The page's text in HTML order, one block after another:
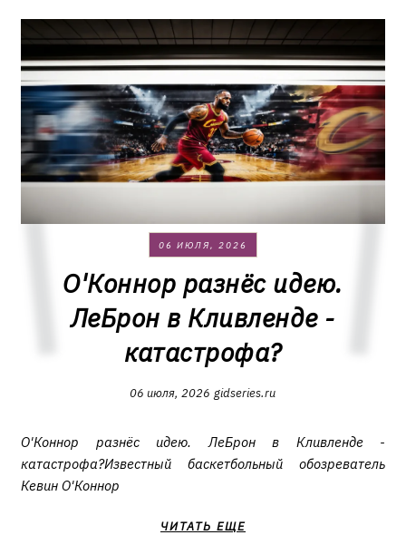
06 ИЮЛЯ, 2026
О'Коннор разнёс идею.
ЛеБрон в Кливленде -
катастрофа?
06 июля, 2026 gidseries.ru
О'Коннор разнёс идею. ЛеБрон в Кливленде -
катастрофа?Известный баскетбольный обозреватель
Кевин О'Коннор
ЧИТАТЬ ЕЩЕ